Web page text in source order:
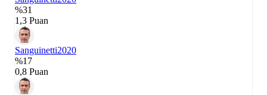
%31
1,3 Puan
Sanguinetti2020
%17
0,8 Puan